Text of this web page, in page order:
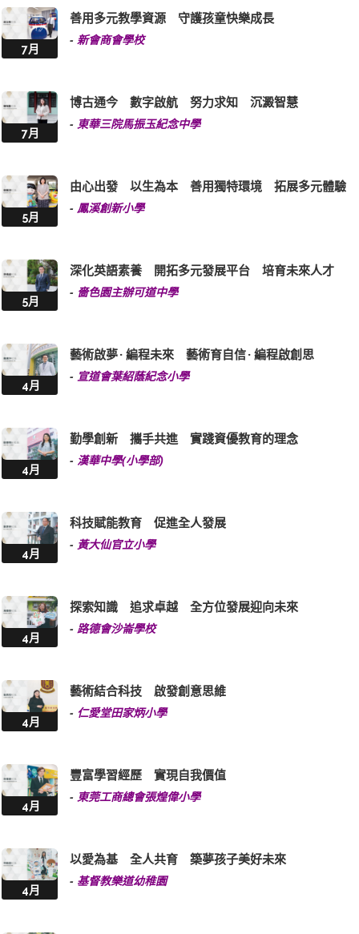
7月
善用多元教學資源 守護孩童快樂成長
- 新會商會學校
7月
博古通今 數字啟航 努力求知 沉澱智慧
- 東華三院馬振玉紀念中學
5月
由心出發 以生為本 善用獨特環境 拓展多元體驗
- 鳳溪創新小學
5月
深化英語素養 開拓多元發展平台 培育未來人才
- 嗇色園主辦可道中學
4月
藝術啟夢 · 編程未來 藝術育自信 · 編程啟創思
- 宣道會葉紹蔭紀念小學
4月
勤學創新 攜手共進 實踐資優教育的理念
- 漢華中學(小學部)
4月
科技賦能教育 促進全人發展
- 黃大仙官立小學
4月
探索知識 追求卓越 全方位發展迎向未來
- 路德會沙崙學校
4月
藝術結合科技 啟發創意思維
- 仁愛堂田家炳小學
4月
豐富學習經歷 實現自我價值
- 東莞工商總會張煌偉小學
4月
以愛為基 全人共育 築夢孩子美好未來
- 基督教樂道幼稚園